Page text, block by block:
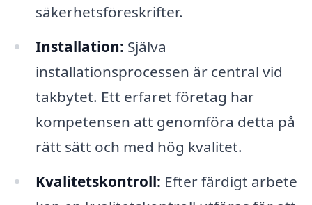
säkerhetsföreskrifter.
Installation: Själva
installationsprocessen är central vid
takbytet. Ett erfaret företag har
kompetensen att genomföra detta på
rätt sätt och med hög kvalitet.
Kvalitetskontroll: Efter färdigt arbete